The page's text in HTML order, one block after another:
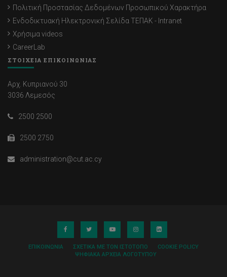
Πολιτική Προστασίας Δεδομένων Προσωπικού Χαρακτήρα
Ενδοδικτυακή Ηλεκτρονική Σελίδα ΤΕΠΑΚ - Intranet
Χρήσιμα videos
CareerLab
ΣΤΟΙΧΕΙΑ ΕΠΙΚΟΙΝΩΝΙΑΣ
Αρχ. Κυπριανού 30
3036 Λεμεσός
2500 2500
2500 2750
administration@cut.ac.cy
ΕΠΙΚΟΙΝΩΝΊΑ ΣΧΕΤΙΚΆ ΜΕ ΤΟΝ ΙΣΤΌΤΟΠΟ
COOKIE POLICY
ΨΗΦΙΑΚΆ ΑΡΧΕΊΑ ΛΟΓΌΤΥΠΟΥ